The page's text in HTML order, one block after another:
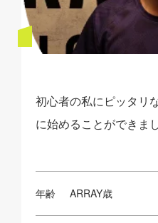
初心者の私にピッタリ
に始めることができま
年齢 ARRAY歳